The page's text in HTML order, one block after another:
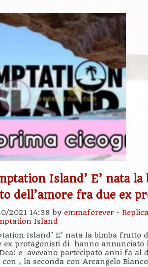
Island’ E’ nata la
dell’amore fra due ex
2021 14:38 by emmaforever- Replica
Island
Island’ E’ nata la bimba frutto
ex protagonisti di hanno annunciato
e avevano partecipato anni fa al
con , la seconda con Arcangelo